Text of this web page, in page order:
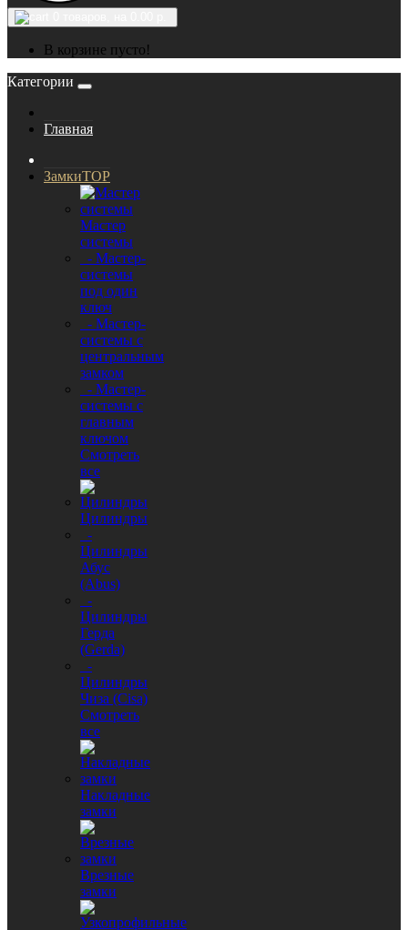
В корзине пусто!
Категории
Главная
ЗамкиTOP
Мастер
системы
- Мастер-
системы
под один
ключ
- Мастер-
системы с
центральным
замком
- Мастер-
системы с
главным
ключом
Смотреть
все
Цилиндры
-
Цилиндры
Абус
(Abus)
-
Цилиндры
Герда
(Gerda)
-
Цилиндры
Чиза (Cisa)
Смотреть
все
Накладные
замки
Врезные
замки